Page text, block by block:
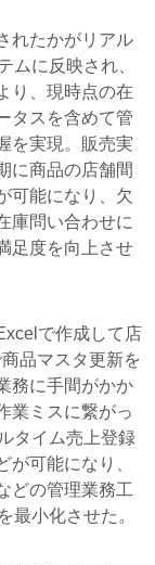
れたかがリアル
ムに反映され、
り、現時点の在
タスを含めて管
を実現。販売実
に商品の店舗間
可能になり、欠
庫問い合わせに
足度を向上させ
で作成して店
品マスタ更新を
務に手間がかか
業ミスに繋がっ
タイム売上登録
可能になり、
どの管理業務工
最小化させた。